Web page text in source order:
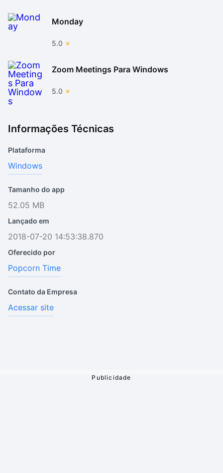
Monday
5.0
Zoom Meetings Para Windows
5.0
Informações Técnicas
Plataforma
Windows
Tamanho do app
52.05 MB
Lançado em
2018-07-20 14:53:38.870
Oferecido por
Popcorn Time
Contato da Empresa
Acessar site